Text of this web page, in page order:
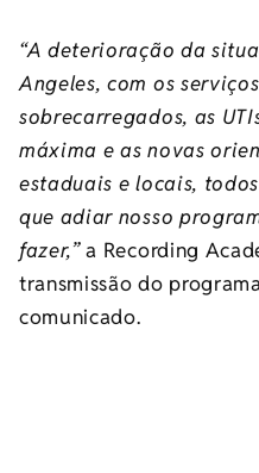
“A deterioração da
Angeles, com os
sobrecarregados, as
máxima e as novas
estaduais e locais,
que adiar nosso
fazer,”a Recording
transmissão do
comunicado.